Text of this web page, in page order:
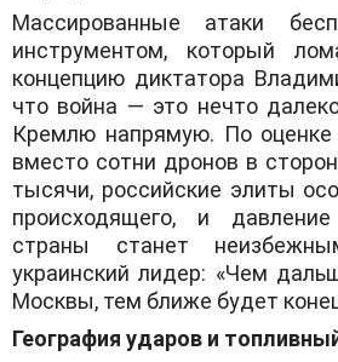
​Массированные атаки
инструментом, который
концепцию диктатора
что война — это нечто
Кремлю напрямую. По оценке
вместо сотни дронов в
тысячи, российские элиты
происходящего, и
страны станет
украинский лидер: «Чем
Москвы, тем ближе будет
​География ударов и